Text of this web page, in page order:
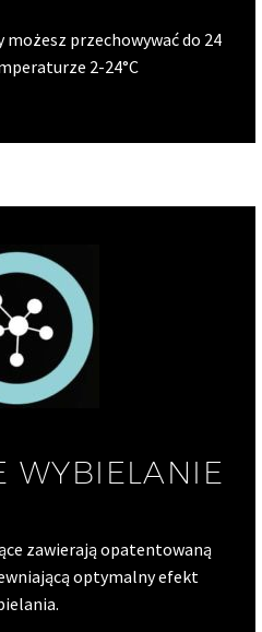
przechowywać do 24
2-24°C
WYBIELANIE
zawierają opatentowaną
optymalny efekt